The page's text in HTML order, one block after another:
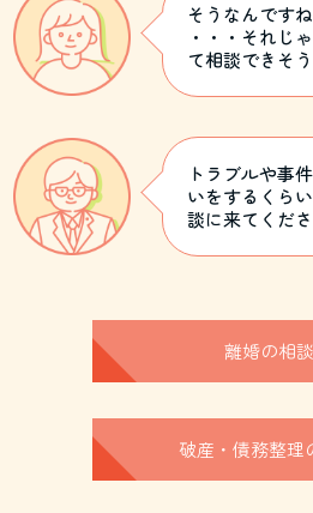
そうなんですね
・・・それじ
て相談できそう
トラブルや事
いをするくら
談に来てくださ
離婚の相談
破産・債務整理